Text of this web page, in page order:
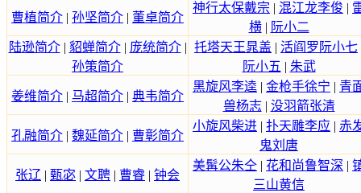
曹植简介 | 孙坚简介 | 董卓简介
神行太保戴宗 | 混江龙李俊 |
横| 阮小二
陆逊简介| 貂蝉简介| 庞统简介|
孙策简介
托塔天王晁盖 | 活阎罗阮小七
阮小五 | 朱武
姜维简介 | 马超简介 | 典韦简介
黑旋风李逵 | 金枪手徐宁 | 青
兽杨志| 没羽箭张清
孔融简介 | 魏延简介 | 曹彰简介
小旋风柴进 | 扑天雕李应 | 赤
鬼刘唐
张辽 | 甄宓 | 文聘 | 曹睿 | 钟会
美髯公朱仝 | 花和尚鲁智深 |
三山黄信